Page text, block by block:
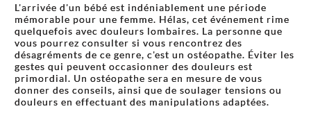
L'arrivée d'un bébé est indéniablement une période
mémorable pour une femme. Hélas, cet événement rime
quelquefois avec douleurs lombaires. La personne que
vous pourrez consulter si vous rencontrez des
désagréments de ce genre, c'est un ostéopathe. Éviter les
gestes qui peuvent occasionner des douleurs est
primordial. Un ostéopathe sera en mesure de vous
donner des conseils, ainsi que de soulager tensions ou
douleurs en effectuant des manipulations adaptées.